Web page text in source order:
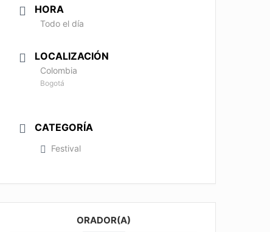
HORA
Todo el día
LOCALIZACIÓN
Colombia
Bogotá
CATEGORÍA
Festival
ORADOR(A)